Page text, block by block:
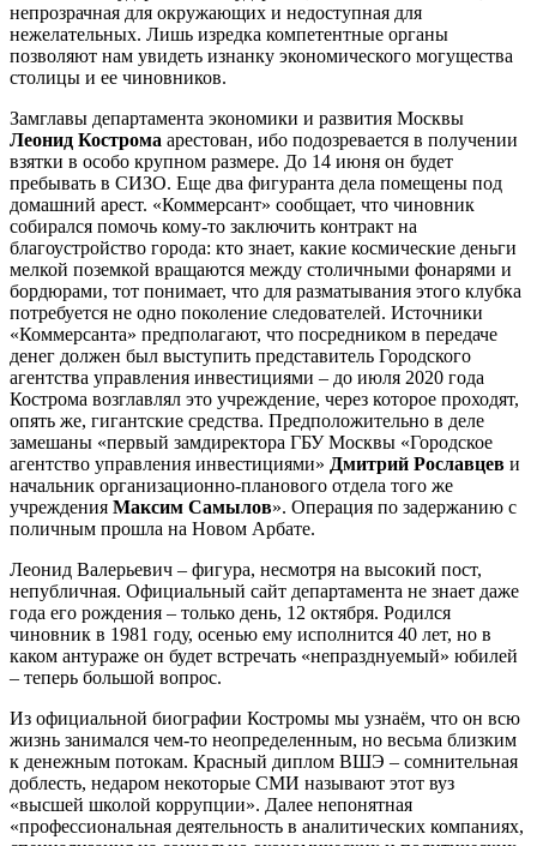
непрозрачная для окружающих и недоступная для
нежелательных. Лишь изредка компетентные органы
позволяют нам увидеть изнанку экономического могущества
столицы и ее чиновников.
Замглавы департамента экономики и развития Москвы
Леонид Кострома арестован, ибо подозревается в получении
взятки в особо крупном размере. До 14 июня он будет
пребывать в СИЗО. Еще два фигуранта дела помещены под
домашний арест. «Коммерсант» сообщает, что чиновник
собирался помочь кому-то заключить контракт на
благоустройство города: кто знает, какие космические деньги
мелкой поземкой вращаются между столичными фонарями и
бордюрами, тот понимает, что для разматывания этого клубка
потребуется не одно поколение следователей. Источники
«Коммерсанта» предполагают, что посредником в передаче
денег должен был выступить представитель Городского
агентства управления инвестициями – до июля 2020 года
Кострома возглавлял это учреждение, через которое проходят,
опять же, гигантские средства. Предположительно в деле
замешаны «первый замдиректора ГБУ Москвы «Городское
агентство управления инвестициями» Дмитрий Рославцев и
начальник организационно-планового отдела того же
учреждения Максим Самылов». Операция по задержанию с
поличным прошла на Новом Арбате.
Леонид Валерьевич – фигура, несмотря на высокий пост,
непубличная. Официальный сайт департамента не знает даже
года его рождения – только день, 12 октября. Родился
чиновник в 1981 году, осенью ему исполнится 40 лет, но в
каком антураже он будет встречать «непразднуемый» юбилей
– теперь большой вопрос.
Из официальной биографии Костромы мы узнаём, что он всю
жизнь занимался чем-то неопределенным, но весьма близким
к денежным потокам. Красный диплом ВШЭ – сомнительная
доблесть, недаром некоторые СМИ называют этот вуз
«высшей школой коррупции». Далее непонятная
«профессиональная деятельность в аналитических компаниях,